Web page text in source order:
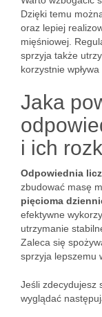
Dzięki temu
oraz lepiej
mięśniowej.
sprzyja także
korzystnie
Jaka
i ich
Odpowiednia
zbudować masę
pięcioma
efektywne
utrzymanie
Zaleca się
sprzyja lepszemu
Jeśli zdecydujesz
wyglądać